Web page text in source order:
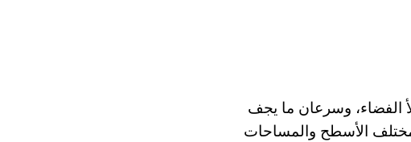
الفضاء، وسرعان ما يجف
الأسطح والمساحات